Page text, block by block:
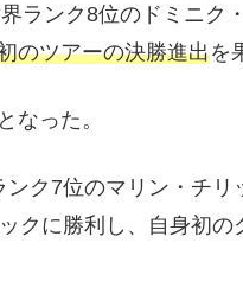
ランク8位のドミニク
のツアーの決勝進出を
なった。
ク7位のマリン・チ
クに勝利し、自身初の